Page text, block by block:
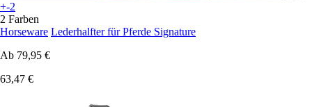
+-2
2 Farben
Horseware Lederhalfter für Pferde Signature
Ab 79,95 €
63,47 €